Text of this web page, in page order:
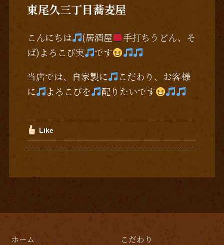
東尾久三丁目蕎麦屋
こんにちは (居酒屋
手打ちうどん、そ
ば)よろこび実
です
当店では、自家製に
こだわり、お客様
に
よろこびを 配りたいです
Like
ホーム
こだわり